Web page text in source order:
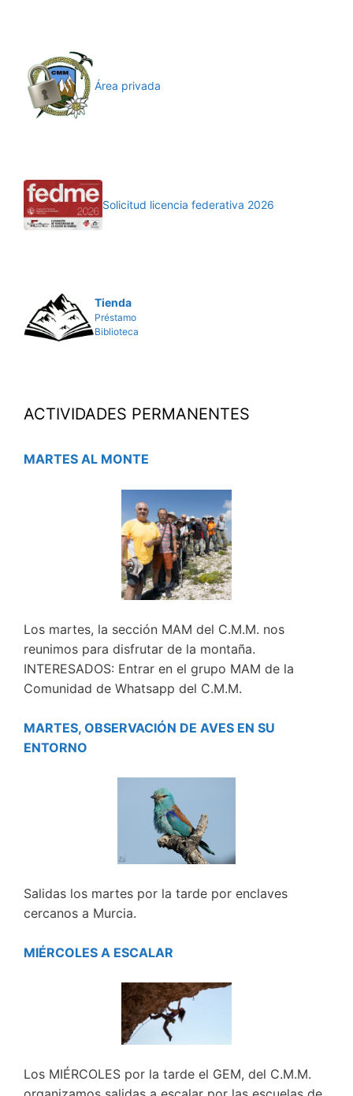
Área privada
Solicitud licencia federativa 2026
Tienda
Préstamo
Biblioteca
ACTIVIDADES PERMANENTES
MARTES AL MONTE
Los martes, la sección MAM del C.M.M. nos
reunimos para disfrutar de la montaña.
INTERESADOS: Entrar en el grupo MAM de la
Comunidad de Whatsapp del C.M.M.
MARTES, OBSERVACIÓN DE AVES EN SU
ENTORNO
Salidas los martes por la tarde por enclaves
cercanos a Murcia.
MIÉRCOLES A ESCALAR
Los MIÉRCOLES por la tarde el GEM, del C.M.M.